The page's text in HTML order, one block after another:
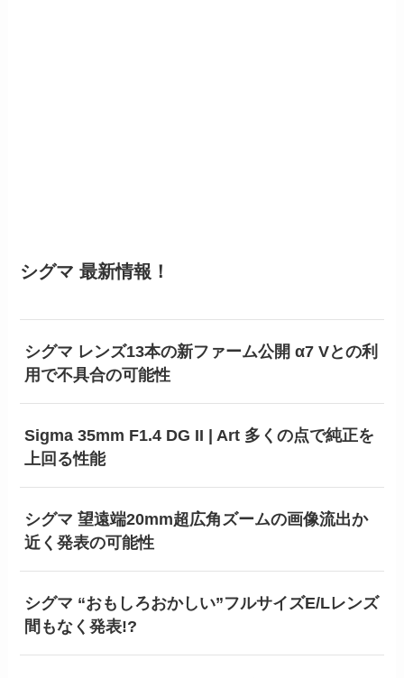
シグマ 最新情報！
シグマ レンズ13本の新ファーム公開 α7 Vとの利
用で不具合の可能性
Sigma 35mm F1.4 DG II | Art 多くの点で純正を
上回る性能
シグマ 望遠端20mm超広角ズームの画像流出か
近く発表の可能性
シグマ “おもしろおかしい”フルサイズE/Lレンズ
間もなく発表!?